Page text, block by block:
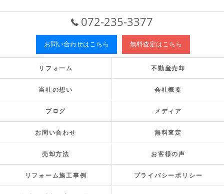
072-235-3377
お問い合わせはこちら 無料査定はこちら
リフォーム 不動産売却
当社の想い 会社概要
ブログ メディア
お問い合わせ 無料査定
売却方法 お客様の声
リフォーム施工事例 プライバシーポリシー